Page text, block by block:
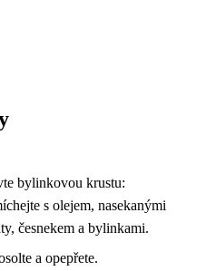
bylinkovou krustu:
s olejem, nasekanými
česnekem a bylinkami.
a opepřete.